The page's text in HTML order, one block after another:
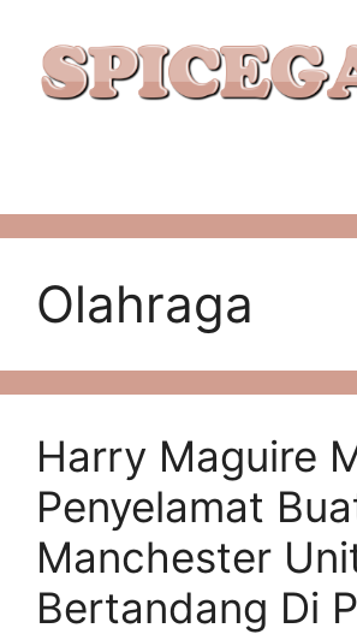
Olahraga
Harry Maguire
Penyelamat
Manchester
Bertandang Di